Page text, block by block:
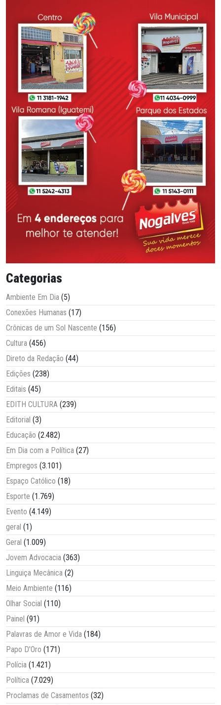
Categorias
Ambiente Em Dia (5)
Conexões Humanas (17)
Crônicas de um Sol Nascente (156)
Cultura (456)
Direto da Redação (44)
Edições (238)
Editais (45)
EDITH CULTURA (239)
Editorial (3)
Educação (2.482)
Em Dia com a Política (27)
Empregos (3.101)
Espaço Católico (18)
Esporte (1.769)
Evento (4.149)
geral (1)
Geral (1.009)
Jovem Advocacia (363)
Linguiça Mecânica (2)
Meio Ambiente (116)
Olhar Social (110)
Painel (91)
Palavras de Amor e Vida (184)
Papo D'Oro (171)
Polícia (1.421)
Política (7.029)
Proclamas de Casamentos (32)